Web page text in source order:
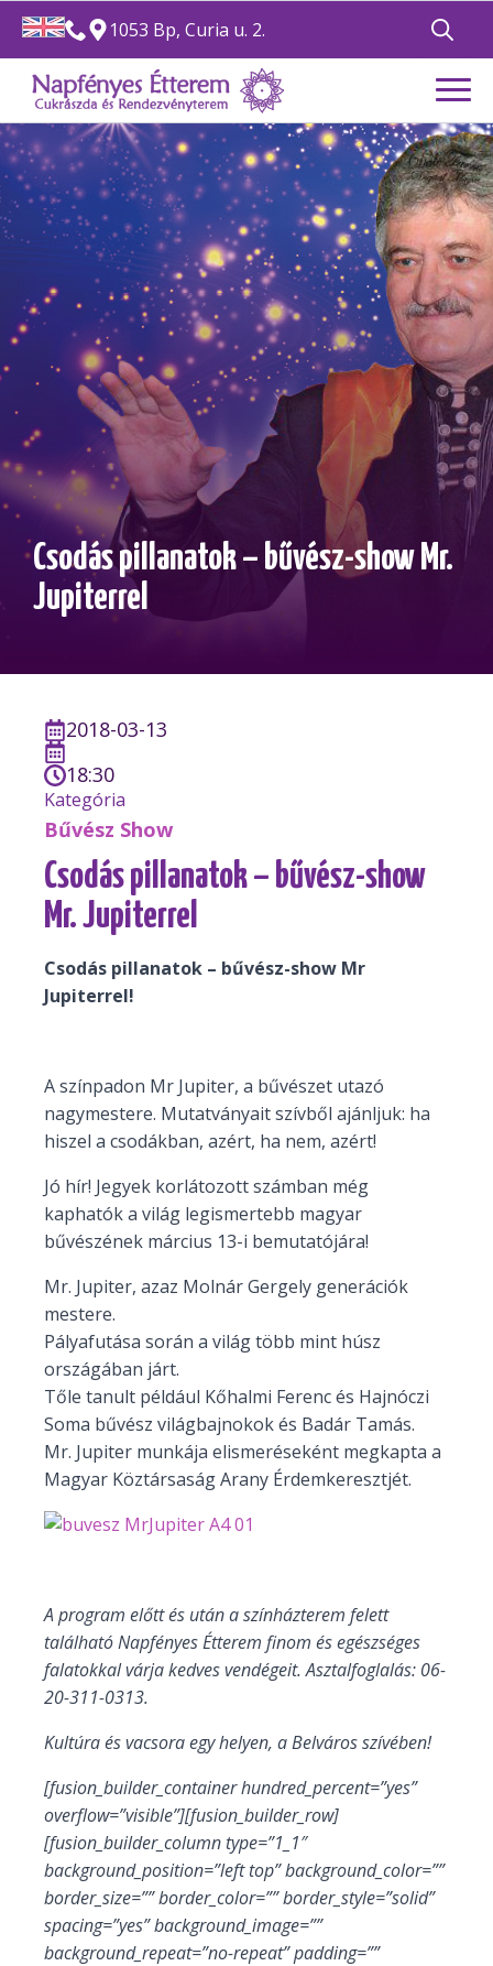
1053 Bp, Curia u. 2.
for:
Csodás pillanatok – bűvész-show Mr.
Jupiterrel
2018-03-13
18:30
Kategória
Bűvész Show
Csodás pillanatok – bűvész-show
Mr. Jupiterrel
Csodás pillanatok – bűvész-show Mr
Jupiterrel!
A színpadon Mr Jupiter, a bűvészet utazó
nagymestere. Mutatványait szívből ajánljuk: ha
hiszel a csodákban, azért, ha nem, azért!
Jó hír! Jegyek korlátozott számban még
kaphatók a világ legismertebb magyar
bűvészének március 13-i bemutatójára!
Mr. Jupiter, azaz Molnár Gergely generációk
mestere.
Pályafutása során a világ több mint húsz
országában járt.
Tőle tanult például Kőhalmi Ferenc és Hajnóczi
Soma bűvész világbajnokok és Badár Tamás.
Mr. Jupiter munkája elismeréseként megkapta a
Magyar Köztársaság Arany Érdemkeresztjét.
A program előtt és után a színházterem felett
található Napfényes Étterem finom és egészséges
falatokkal várja kedves vendégeit. Asztalfoglalás: 06-
20-311-0313.
Kultúra és vacsora egy helyen, a Belváros szívében!
[fusion_builder_container hundred_percent=”yes”
overflow=”visible”][fusion_builder_row]
[fusion_builder_column type=”1_1″
background_position=”left top” background_color=””
border_size=”” border_color=”” border_style=”solid”
spacing=”yes” background_image=””
background_repeat=”no-repeat” padding=””